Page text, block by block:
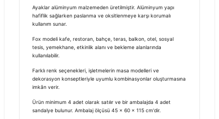
Ayaklar alüminyum malzemeden üretilmiştir. Alüminyum yapı
hafiflik sağlarken paslanma ve oksitlenmeye karşı korumalı
kullanım sunar.
Fox modeli kafe, restoran, bahçe, teras, balkon, otel, sosyal
tesis, yemekhane, etkinlik alanı ve bekleme alanlarında
kullanılabilir.
Farklı renk seçenekleri, işletmelerin masa modelleri ve
dekorasyon konseptleriyle uyumlu kombinasyonlar oluşturmasına
imkân verir.
Ürün minimum 4 adet olarak satılır ve bir ambalajda 4 adet
sandalye bulunur. Ambalaj ölçüsü 45 × 60 × 115 cm'dir.